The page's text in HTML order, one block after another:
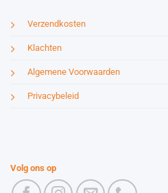
Verzendkosten
Klachten
Algemene Voorwaarden
Privacybeleid
Volg ons op